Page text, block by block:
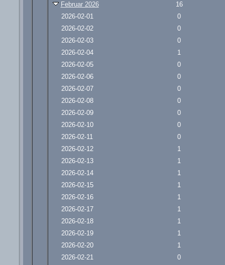
Februar 2026
16
2026-02-01
0
2026-02-02
0
2026-02-03
0
2026-02-04
1
2026-02-05
0
2026-02-06
0
2026-02-07
0
2026-02-08
0
2026-02-09
0
2026-02-10
0
2026-02-11
0
2026-02-12
1
2026-02-13
1
2026-02-14
1
2026-02-15
1
2026-02-16
1
2026-02-17
1
2026-02-18
1
2026-02-19
1
2026-02-20
1
2026-02-21
0